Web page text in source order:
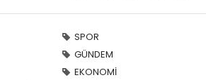
SPOR
GÜNDEM
EKONOMİ